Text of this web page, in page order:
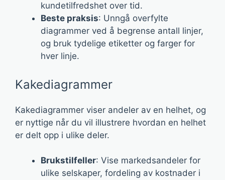
kundetilfredshet over tid.
Beste praksis: Unngå overfylte
diagrammer ved å begrense antall linjer,
og bruk tydelige etiketter og farger for
hver linje.
Kakediagrammer
Kakediagrammer viser andeler av en helhet, og
er nyttige når du vil illustrere hvordan en helhet
er delt opp i ulike deler.
Brukstilfeller: Vise markedsandeler for
ulike selskaper, fordeling av kostnader i